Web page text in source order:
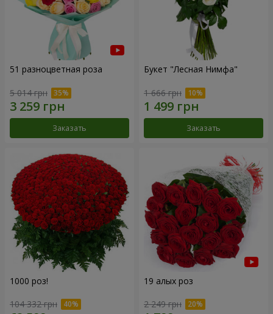
51 разноцветная роза
5 014 грн
Заказать
Букет "Лесная Нимфа"
1 666 грн
Заказать
1000 роз!
104 332 грн
19 алых роз
2 249 грн